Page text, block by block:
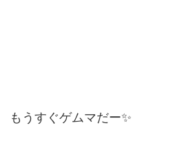
もうすぐゲムマだー✨